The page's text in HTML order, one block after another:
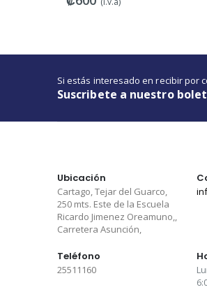
Si estás interesado en recibir por
Suscribete a nuestro
Ubicación
Cartago, Tejar del Guarco,
250 mts. Este de la Escuela
Ricardo Jimenez Oreamuno,,
Carretera Asunción,
Teléfono
25511160